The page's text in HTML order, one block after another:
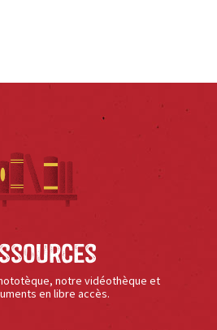
notre vidéothèque et
en libre accès.